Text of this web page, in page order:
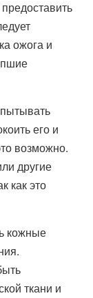
ожога и
его и
возможно.
другие
как это
кожные
ткани и